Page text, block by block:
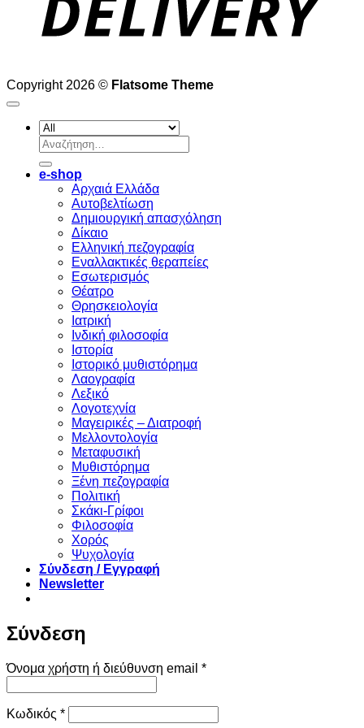
Copyright 2026 © Flatsome Theme
Αναζήτηση
για:
e-shop
Αρχαιά Ελλάδα
Aυτοβελτίωση
Δημιουργική απασχόληση
Δίκαιο
Ελληνική πεζογραφία
Eναλλακτικές θεραπείες
Eσωτερισμός
Θέατρο
Θρησκειολογία
Ιατρική
Ινδική φιλοσοφία
Ιστορία
Ιστορικό μυθιστόρημα
Λαογραφία
Λεξικό
Λογοτεχνία
Μαγειρικές – Διατροφή
Μελλοντολογία
Μεταφυσική
Μυθιστόρημα
Ξένη πεζογραφία
Πολιτική
Σκάκι-Γρίφοι
Φιλοσοφία
Χορός
Ψυχολογία
Σύνδεση / Εγγραφή
Newsletter
Σύνδεση
Όνομα χρήστη ή διεύθυνση email *Απαιτείται
Κωδικός *Απαιτείται